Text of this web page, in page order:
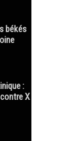
békés
:
X